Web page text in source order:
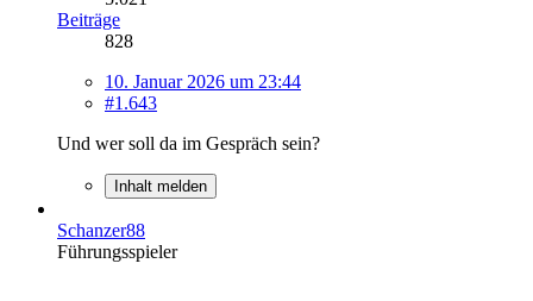
Beiträge
828
10. Januar 2026 um 23:44
#1.643
Und wer soll da im Gespräch sein?
Inhalt melden
Schanzer88
Führungsspieler